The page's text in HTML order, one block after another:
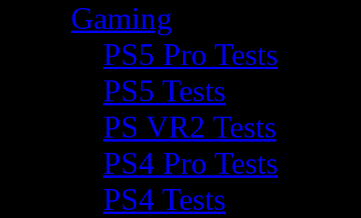
Gaming
PS5 Pro Tests
PS5 Tests
PS VR2 Tests
PS4 Pro Tests
PS4 Tests